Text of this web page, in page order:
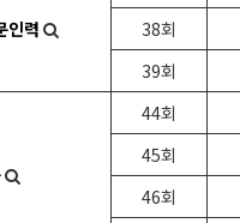
인력
38회
39회
44회
45회
46회